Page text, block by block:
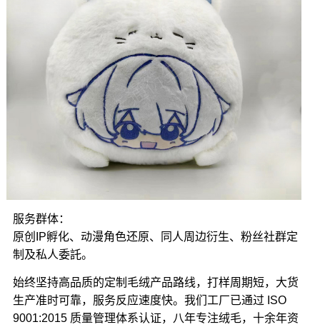
服务群体：
原创IP孵化、动漫角色还原、同人周边衍生、粉丝社群定
制及私人委託。
始终坚持高品质的定制毛绒产品路线，打样周期短，大货
生产准时可靠，服务反应速度快。我们工厂已通过 ISO
9001:2015 质量管理体系认证，八年专注绒毛，十余年资